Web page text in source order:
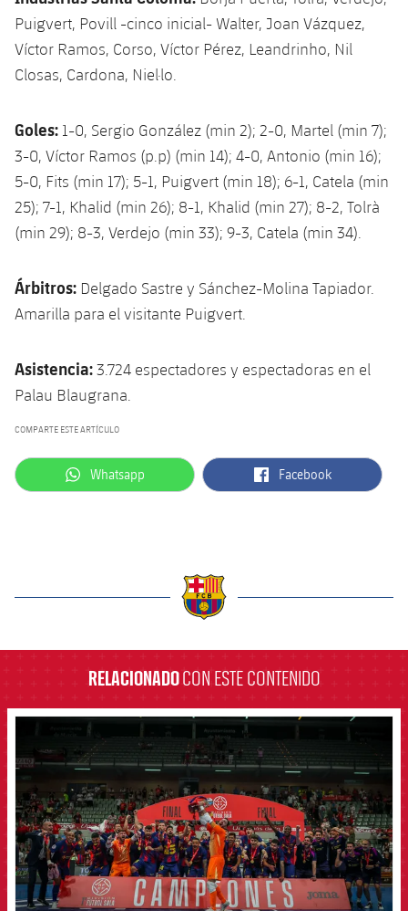
Puigvert, Povill -cinco inicial- Walter, Joan Vázquez,
Víctor Ramos, Corso, Víctor Pérez, Leandrinho, Nil
Closas, Cardona, Niel·lo.
Goles: 1-0, Sergio González (min 2); 2-0, Martel (min 7);
3-0, Víctor Ramos (p.p) (min 14); 4-0, Antonio (min 16);
5-0, Fits (min 17); 5-1, Puigvert (min 18); 6-1, Catela (min
25); 7-1, Khalid (min 26); 8-1, Khalid (min 27); 8-2, Tolrà
(min 29); 8-3, Verdejo (min 33); 9-3, Catela (min 34).
Árbitros: Delgado Sastre y Sánchez-Molina Tapiador.
Amarilla para el visitante Puigvert.
Asistencia:3.724 espectadores y espectadoras en el
Palau Blaugrana.
COMPARTE ESTE ARTÍCULO
label.aria.whatsapp
Whatsapp label.aria.facebook
Facebook
RELACIONADOCON ESTE CONTENIDO
FCB Barcelona badge